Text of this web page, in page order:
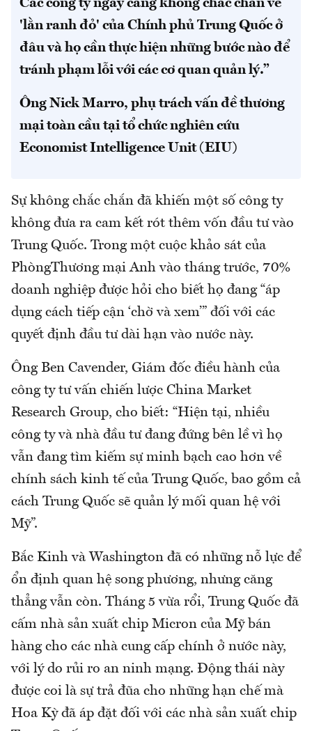
Các công ty ngày càng không chắc chắn về
'lằn ranh đỏ' của Chính phủ Trung Quốc ở
đâu và họ cần thực hiện những bước nào để
tránh phạm lỗi với các cơ quan quản lý.”
Ông Nick Marro, phụ trách vấn đề thương
mại toàn cầu tại tổ chức nghiên cứu
Economist Intelligence Unit (EIU)
Sự không chắc chắn đã khiến một số công ty
không đưa ra cam kết rót thêm vốn đầu tư vào
Trung Quốc. Trong một cuộc khảo sát của
PhòngThương mại Anh vào tháng trước, 70%
doanh nghiệp được hỏi cho biết họ đang “áp
dụng cách tiếp cận ‘chờ và xem’” đối với các
quyết định đầu tư dài hạn vào nước này.
Ông Ben Cavender, Giám đốc điều hành của
công ty tư vấn chiến lược China Market
Research Group, cho biết: “Hiện tại, nhiều
công ty và nhà đầu tư đang đứng bên lề vì họ
vẫn đang tìm kiếm sự minh bạch cao hơn về
chính sách kinh tế của Trung Quốc, bao gồm cả
cách Trung Quốc sẽ quản lý mối quan hệ với
Mỹ”.
Bắc Kinh và Washington đã có những nỗ lực để
ổn định quan hệ song phương, nhưng căng
thẳng vẫn còn. Tháng 5 vừa rổi, Trung Quốc đã
cấm nhà sản xuất chip Micron của Mỹ bán
hàng cho các nhà cung cấp chính ở nước này,
với lý do rủi ro an ninh mạng. Động thái này
được coi là sự trả đũa cho những hạn chế mà
Hoa Kỳ đã áp đặt đối với các nhà sản xuất chip